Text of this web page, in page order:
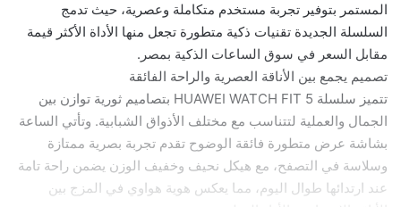
المستمر بتوفير تجربة مستخدم متكاملة وعصرية، حيث تدمج
السلسلة الجديدة تقنيات ذكية متطورة تجعل منها الأداة الأكثر قيمة
مقابل السعر في سوق الساعات الذكية بمصر.
تصميم يجمع بين الأناقة العصرية والراحة الفائقة
تتميز سلسلة HUAWEI WATCH FIT 5 بتصاميم ثورية توازن بين
الجمال والعملية لتتناسب مع مختلف الأذواق الشبابية. وتأتي الساعة
بشاشة عرض متطورة فائقة الوضوح تقدم تجربة بصرية ممتازة
وسلاسة في التصفح، مع هيكل نحيف وخفيف الوزن يضمن راحة تامة
عند ارتدائها طوال اليوم، مما يعكس هوية هواوي في المزج بين